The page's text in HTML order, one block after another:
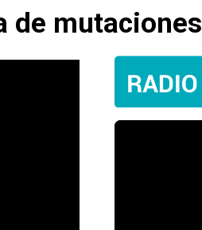
de mutaciones